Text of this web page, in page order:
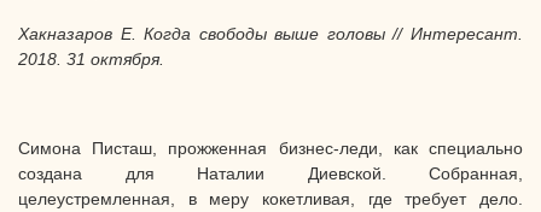
Хакназаров Е. Когда свободы выше головы // Интересант.
2018. 31 октября.
Симона Писташ, прожженная бизнес-леди, как специально
создана для Наталии Диевской. Собранная,
целеустремленная, в меру кокетливая, где требует дело.